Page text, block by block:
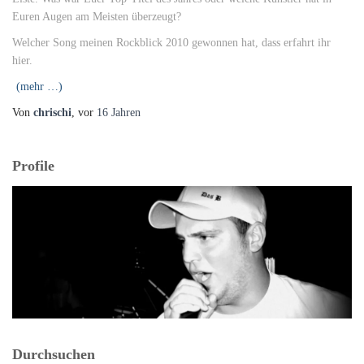
Euren Augen am Meisten überzeugt?
Welcher Song meinen Rockblick 2010 gewonnen hat, dass erfahrt ihr
hier.
(mehr …)
Von chrischi, vor 16 Jahren
Profile
Durchsuchen